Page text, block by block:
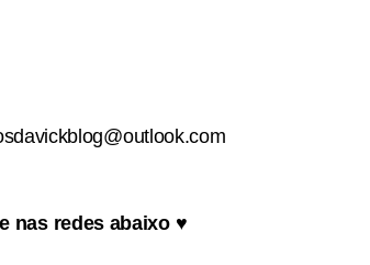
nas redes abaixo ♥